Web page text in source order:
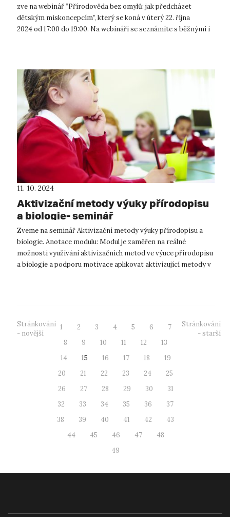
zve na webinář “Přírodověda bez omylů: jak předcházet
dětským miskoncepcím”, který se koná v úterý 22. října
2024 od 17:00 do 19:00. Na webináři se seznámíte s běžnými i
11. 10. 2024
Aktivizační metody výuky přírodopisu
a biologie- seminář
Zveme na seminář Aktivizační metody výuky přírodopisu a
biologie. Anotace modulu: Modul je zaměřen na reálné
možnosti využívání aktivizačních metod ve výuce přírodopisu
a biologie a podporu motivace aplikovat aktivizující metody v
Stránkování
- novější
1 2 3 4 5 6
7
8
9 10 11 12
13
14
15 16 17 18
19
20
21 22 23 24
25
26
27 28 29 30
31
32
33 34 35 36
37
38
39 40 41 42
43
44
45 46 47
48
49
Stránkování
- starší